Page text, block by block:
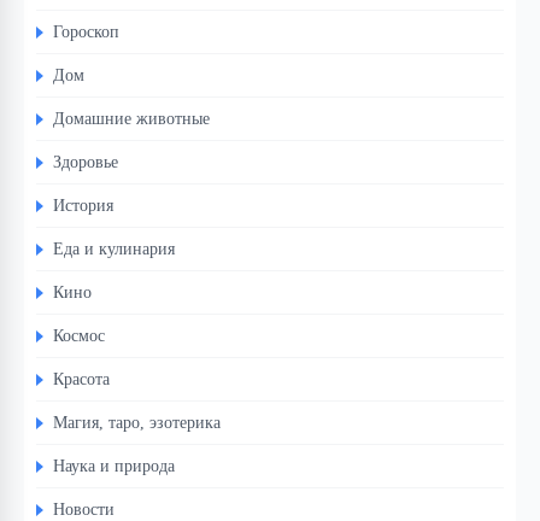
Гороскоп
Дом
Домашние животные
Здоровье
История
Еда и кулинария
Кино
Космос
Красота
Магия, таро, эзотерика
Наука и природа
Новости